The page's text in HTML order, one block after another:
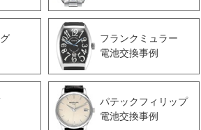
フランクミュラー
電池交換事例
パテックフィリップ
電池交換事例